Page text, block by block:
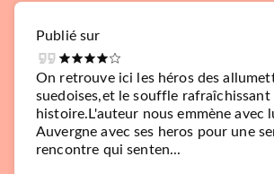
Publié sur
On retrouve ici les héros des
suedoises,et le souffle rafraîchissant
histoire.L'auteur nous emmène avec
Auvergne avec ses heros pour une
rencontre qui senten...